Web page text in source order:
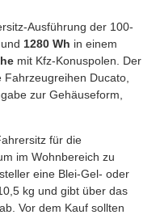
Ausführung der 100-
und 1280 Wh in einem
mit Kfz-Konuspolen. Der
Ducato,
zur Gehäuseform,
für die
im Wohnbereich zu
eine Blei-Gel- oder
kg und gibt über das
Vor dem Kauf sollten